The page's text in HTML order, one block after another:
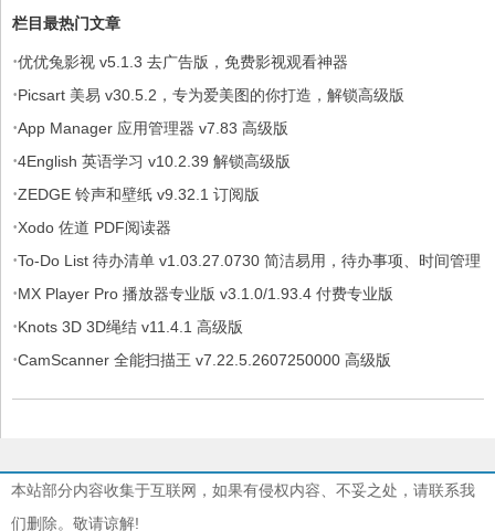
栏目最热门文章
·优优兔影视 v5.1.3 去广告版，免费影视观看神器
·Picsart 美易 v30.5.2，专为爱美图的你打造，解锁高级版
·App Manager 应用管理器 v7.83 高级版
·4English 英语学习 v10.2.39 解锁高级版
·ZEDGE 铃声和壁纸 v9.32.1 订阅版
·Xodo 佐道 PDF阅读器
·To-Do List 待办清单 v1.03.27.0730 简洁易用，待办事项、时间管理
软件，解锁专业版
·MX Player Pro 播放器专业版 v3.1.0/1.93.4 付费专业版
·Knots 3D 3D绳结 v11.4.1 高级版
·CamScanner 全能扫描王 v7.22.5.2607250000 高级版
本站部分内容收集于互联网，如果有侵权内容、不妥之处，请联系我
们删除。敬请谅解!